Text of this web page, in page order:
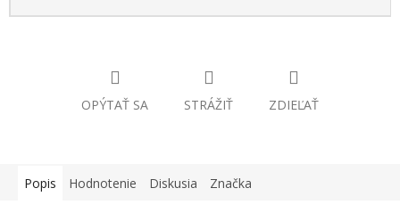
OPÝTAŤ SA STRÁŽIŤ ZDIEĽAŤ
Popis Hodnotenie Diskusia Značka